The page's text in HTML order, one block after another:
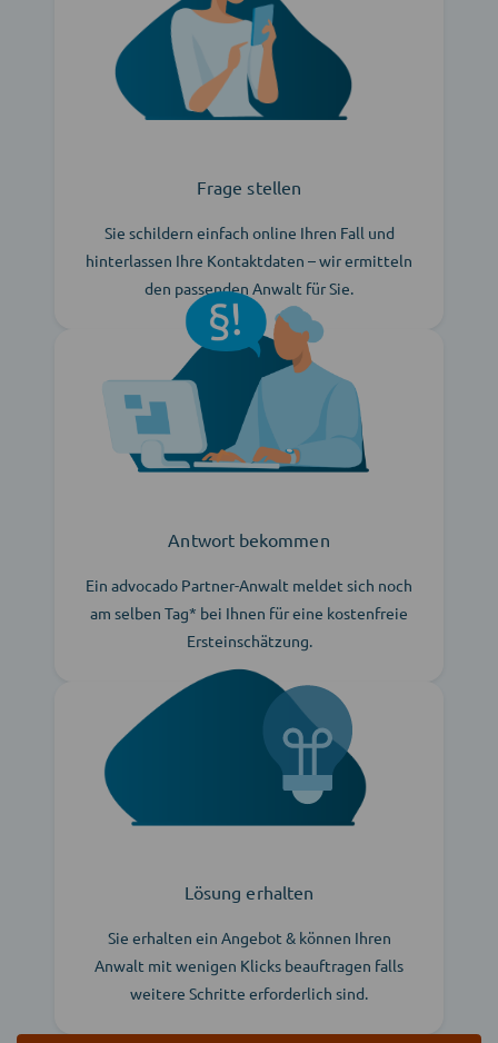
Frage stellen
Sie schildern einfach online Ihren Fall und
hinterlassen Ihre Kontaktdaten – wir ermitteln
den passenden Anwalt für Sie.
Antwort bekommen
Ein advocado Partner-Anwalt meldet sich noch
am selben Tag* bei Ihnen für eine kostenfreie
Ersteinschätzung.
Lösung erhalten
Sie erhalten ein Angebot & können Ihren
Anwalt mit wenigen Klicks beauftragen falls
weitere Schritte erforderlich sind.